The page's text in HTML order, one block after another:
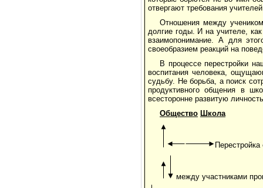
отвергают требования
Отношения между
долгие годы. И на учителе,
взаимопонимание. А для
своеобразием реакций на
В процессе перестройки
воспитания человека,
судьбу. Не борьба, а поиск
продуктивного общения в
всесторонне развитую
Общество Школа
между участниками